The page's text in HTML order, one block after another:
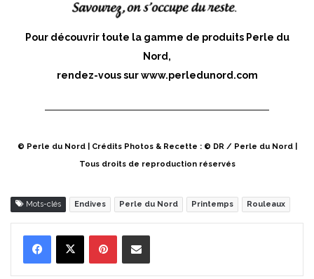
Pour découvrir toute la gamme de produits Perle du
Nord,
rendez-vous surwww.perledunord.com
© Perle du Nord | Crédits Photos & Recette : © DR / Perle du Nord |
Tous droits de reproduction réservés
Mots-clés Endives Perle du Nord Printemps Rouleaux